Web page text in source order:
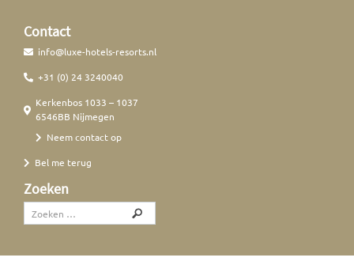
Contact
info@luxe-hotels-resorts.nl
+31 (0) 24 3240040
Kerkenbos 1033 – 1037
6546BB Nijmegen
Neem contact op
Bel me terug
Zoeken